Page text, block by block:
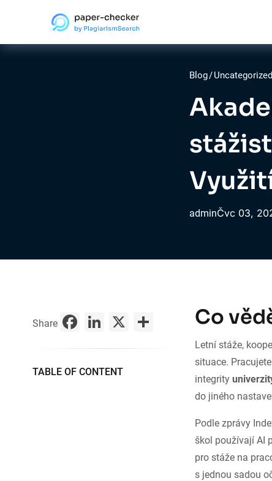
Blog/Uncategorized
adminČvc 03,
Share Facebook
LinkedIn
X Share
TABLE OF CONTENT
Co
Letní stáže,
situace.
integrity
do jiného
Podle zprávy
škol používají AI
pro stáže na
s jednou sadou